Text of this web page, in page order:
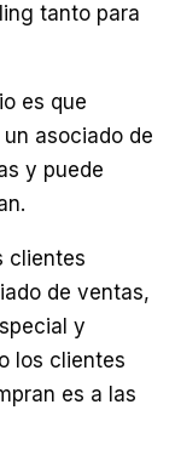
tanto para
es que
asociado de
y puede
clientes
de ventas,
y
los clientes
es a las